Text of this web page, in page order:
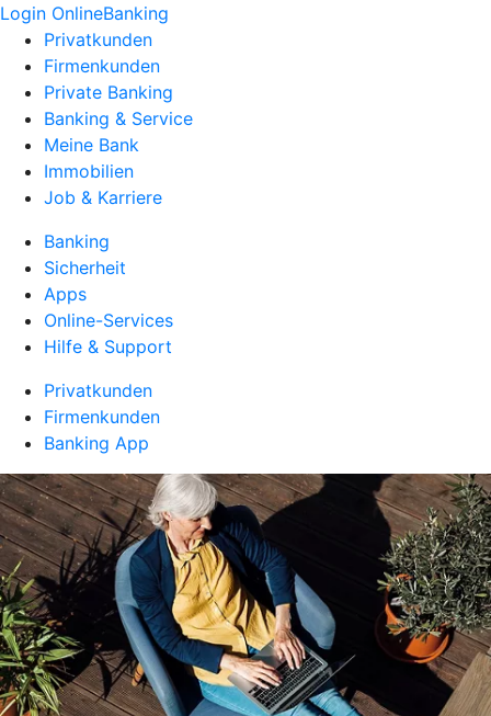
Login OnlineBanking
Privatkunden
Firmenkunden
Private Banking
Banking & Service
Meine Bank
Immobilien
Job & Karriere
Banking
Sicherheit
Apps
Online-Services
Hilfe & Support
Privatkunden
Firmenkunden
Banking App